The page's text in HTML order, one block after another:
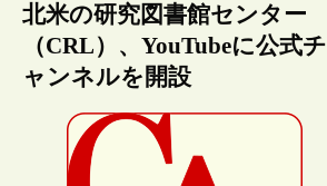
北米の研究図書館センター
（CRL）、YouTubeに公式チ
ャンネルを開設